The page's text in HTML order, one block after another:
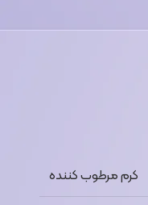
کرم مرطوب کننده